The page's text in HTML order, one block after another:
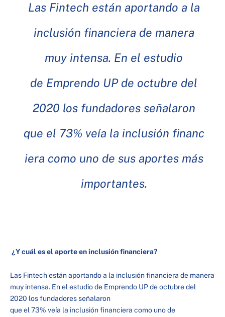
Las Fintech están aportando a la
inclusión financiera de manera
muy intensa. En el estudio
de Emprendo UP de octubre del
2020 los fundadores señalaron
que el 73% veía la inclusión financ
iera como uno de sus aportes más
importantes.
¿Y cuál es el aporte en inclusión financiera?
Las Fintech están aportando a la inclusión financiera de manera
muy intensa. En el estudio de Emprendo UP de octubre del
2020 los fundadores señalaron
que el 73% veía la inclusión financiera como uno de